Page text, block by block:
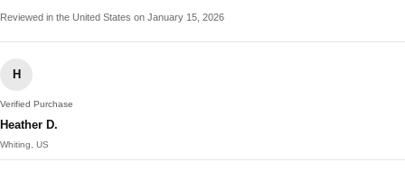
Reviewed in the United States on January 15, 2026
H
Verified Purchase
Heather D.
Whiting, US